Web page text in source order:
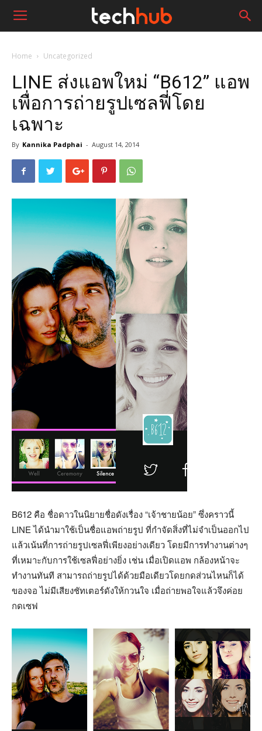
Home Uncategorized
LINE ส่งแอพใหม่ “B612” แอพ
เพื่อการถ่ายรูปเซลฟี่โดย
เฉพาะ
By Kannika Padphai - August 14, 2014
B612 คือ ชื่อดาวในนิยายชื่อดังเรื่อง “เจ้าชายน้อย” ซึ่งคราวนี้
LINE ได้นำมาใช้เป็นชื่อแอพถ่ายรูป ที่กำจัดสิ่งที่ไม่จำเป็นออกไป
แล้วเน้นที่การถ่ายรูปเซลฟี่เพียงอย่างเดียว โดยมีการทำงานต่างๆ
ที่เหมาะกับการใช้เซลฟี่อย่างยิ่ง เช่น เมื่อเปิดแอพ กล้องหน้าจะ
ทำงานทันที สามารถถ่ายรูปได้ด้วยมือเดียวโดยกดส่วนไหนก็ได้
ของจอ ไม่มีเสียงชัทเตอร์ดังให้กวนใจ เมื่อถ่ายพอใจแล้วจึงค่อย
กดเซฟ